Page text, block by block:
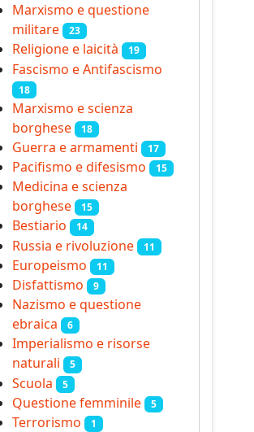
Marxismo e questione
militare
23
Religione e laicità 19
Fascismo e Antifascismo
18
Marxismo e scienza
borghese
18
Guerra e armamenti 17
Pacifismo e difesismo 15
Medicina e scienza
borghese
15
Bestiario 14
Russia e rivoluzione 11
Europeismo 11
Disfattismo 9
Nazismo e questione
ebraica
6
Imperialismo e risorse
naturali
5
Scuola 5
Questione femminile 5
Terrorismo 1